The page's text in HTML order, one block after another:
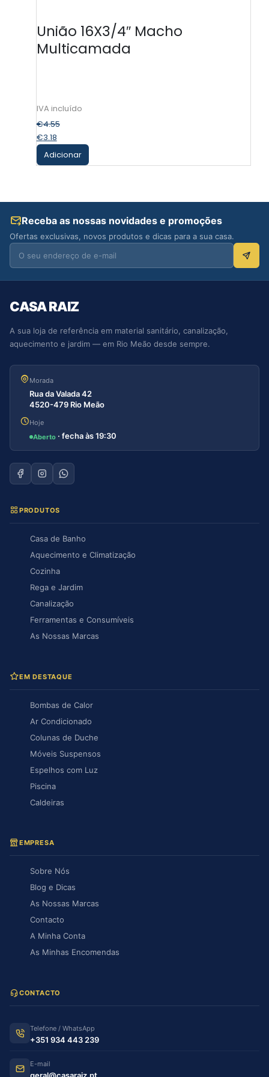
União 16X3/4″ Macho
Multicamada
€4.55
€3.18
Adicionar
Receba as nossas novidades e promoções
Ofertas exclusivas, novos produtos e dicas para a sua casa.
CASA RAIZ
A sua loja de referência em material sanitário, canalização,
aquecimento e jardim — em Rio Meão desde sempre.
Morada
Rua da Valada 42
4520-479 Rio Meão
Hoje
Aberto · fecha às 19:30
PRODUTOS
Casa de Banho
Aquecimento e Climatização
Cozinha
Rega e Jardim
Canalização
Ferramentas e Consumíveis
As Nossas Marcas
EM DESTAQUE
Bombas de Calor
Ar Condicionado
Colunas de Duche
Móveis Suspensos
Espelhos com Luz
Piscina
Caldeiras
EMPRESA
Sobre Nós
Blog e Dicas
As Nossas Marcas
Contacto
A Minha Conta
As Minhas Encomendas
CONTACTO
Telefone / WhatsApp
+351 934 443 239
E-mail